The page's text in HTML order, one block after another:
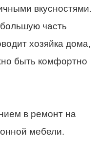
вкусностями.
часть
хозяйка дома,
быть комфортно
в ремонт на
мебели.